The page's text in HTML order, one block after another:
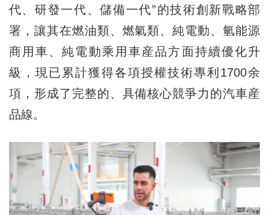
代、研發一代、儲備一代”的技術創新戰略部
署，讓其在燃油類、燃氣類、純電動、氫能源
商用車、純電動乘用車産品方面持續優化升
級，現已累計獲得各項授權技術專利1700余
項，形成了完整的、具備核心競爭力的汽車産
品線。